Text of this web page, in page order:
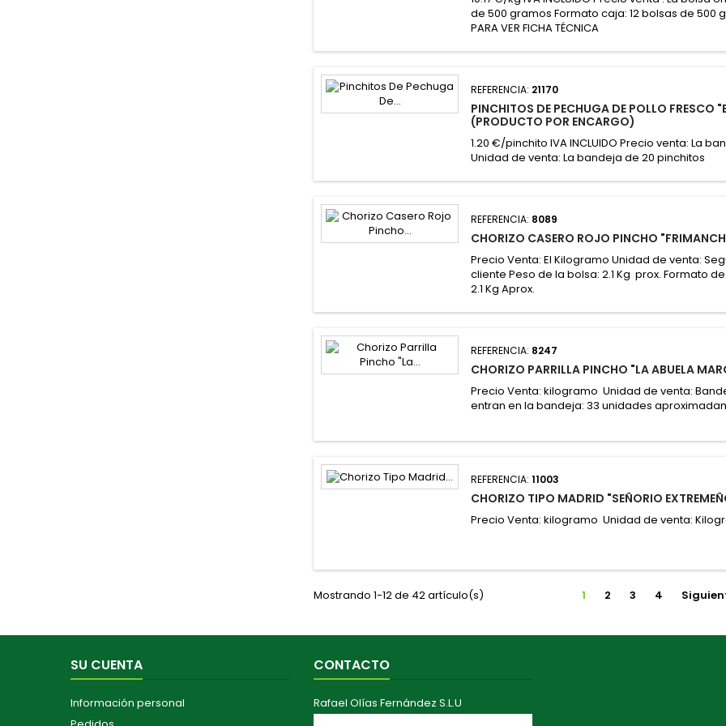
de 500 gramos Formato caja: 12 bolsas de 500
PARA VER FICHA TÉCNICA
REFERENCIA: 21170
PINCHITOS DE PECHUGA DE POLLO FRESCO
(PRODUCTO POR ENCARGO)
1.20 €/pinchito IVA INCLUIDO Precio venta: La
Unidad de venta: La bandeja de 20 pinchitos
REFERENCIA: 8089
CHORIZO CASERO ROJO PINCHO
Precio Venta: El Kilogramo Unidad de venta:
cliente Peso de la bolsa: 2.1 Kg prox. Formato
2.1 Kg Aprox.
REFERENCIA: 8247
CHORIZO PARRILLA PINCHO "LA ABUELA
Precio Venta: kilogramo Unidad de venta:
entran en la bandeja: 33 unidades
REFERENCIA:11003
CHORIZO TIPO MADRID "SEÑORIO
Precio Venta: kilogramo Unidad de venta:
Mostrando 1-12 de 42 artículo(s) 1 2 3 4
SU CUENTA
Información personal
CONTACTO
Rafael Olías Fernández S.L.U